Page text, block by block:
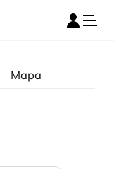
Mapa